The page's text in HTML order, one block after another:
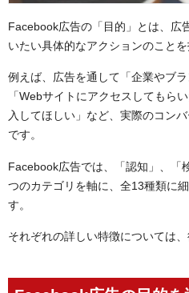
トラフィック
動画の再生数アップ
コンバージョン
まとめ：達成すべき目標
設定しよう
Facebook広告の「目的」とは、広
いたい具体的なアクションのことを
例えば、広告を通して「企業やブ
「Webサイトにアクセスしてもら
入してほしい」など、実際のコン
です。
Facebook広告では、「認知」、「
つのカテゴリを軸に、全13種類に
す。
それぞれの詳しい特徴については